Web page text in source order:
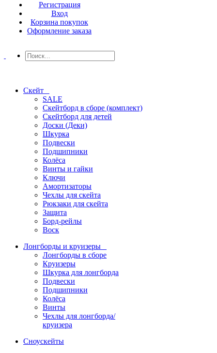
Регистрация
Вход
Корзина покупок
Оформление заказа
Скейт
SALE
Скейтборд в сборе (комплект)
Скейтборд для детей
Доски (Деки)
Шкурка
Подвески
Подшипники
Колёса
Винты и гайки
Ключи
Амортизаторы
Чехлы для скейта
Рюкзаки для скейта
Защита
Борд-рейлы
Воск
Лонгборды и круизеры
Лонгборды в сборе
Круизеры
Шкурка для лонгборда
Подвески
Подшипники
Колёса
Винты
Чехлы для лонгборда/
круизера
Сноускейты